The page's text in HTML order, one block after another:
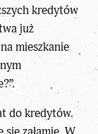
kredytów
już
mieszkanie
do kredytów.